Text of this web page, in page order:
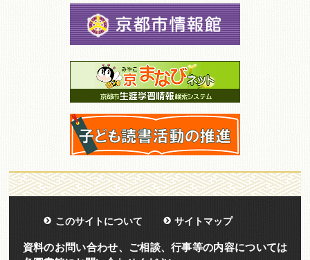
このサイトについて サイトマップ
資料のお問い合わせ、ご相談、行事等の内容については